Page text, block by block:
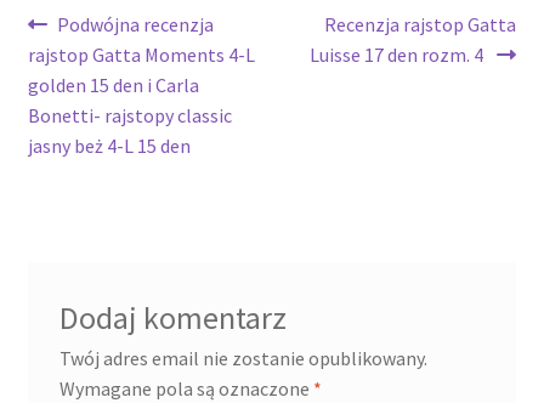
Podwójna recenzja
rajstop Gatta Moments 4-L
golden 15 den i Carla
Bonetti- rajstopy classic
jasny beż 4-L 15 den
Recenzja rajstop Gatta
Luisse 17 den rozm. 4
Dodaj komentarz
Twój adres email nie zostanie opublikowany.
Wymagane pola są oznaczone *